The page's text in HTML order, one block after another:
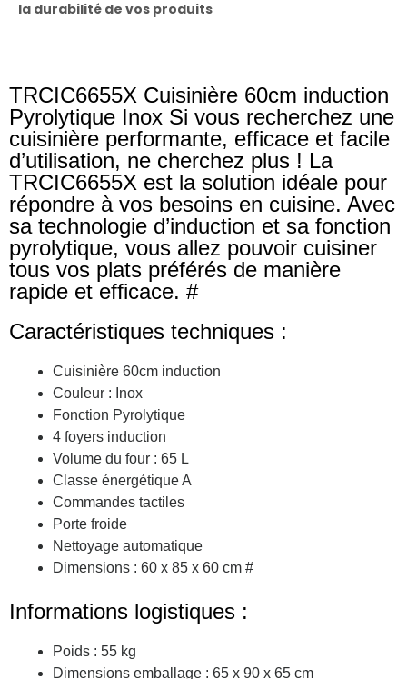
la durabilité de vos produits
TRCIC6655X Cuisinière 60cm induction
Pyrolytique Inox Si vous recherchez une
cuisinière performante, efficace et facile
d’utilisation, ne cherchez plus ! La
TRCIC6655X est la solution idéale pour
répondre à vos besoins en cuisine. Avec
sa technologie d’induction et sa fonction
pyrolytique, vous allez pouvoir cuisiner
tous vos plats préférés de manière
rapide et efficace. #
Caractéristiques techniques :
Cuisinière 60cm induction
Couleur : Inox
Fonction Pyrolytique
4 foyers induction
Volume du four : 65 L
Classe énergétique A
Commandes tactiles
Porte froide
Nettoyage automatique
Dimensions : 60 x 85 x 60 cm #
Informations logistiques :
Poids : 55 kg
Dimensions emballage : 65 x 90 x 65 cm